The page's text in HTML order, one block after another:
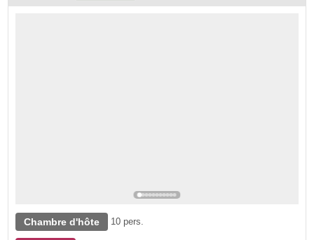
Chambre d'hôte 10 pers.